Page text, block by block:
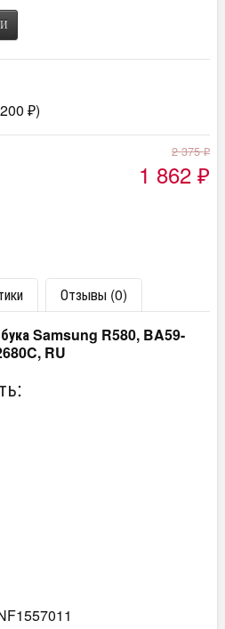
200 ₽)
2 375₽
1 862 ₽
Отзывы (0)
Samsung R580, BA59-
RU